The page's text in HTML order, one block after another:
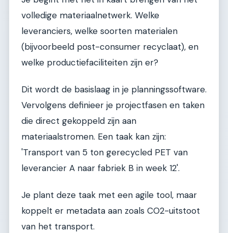
volledige materiaalnetwerk. Welke
leveranciers, welke soorten materialen
(bijvoorbeeld post-consumer recyclaat), en
welke productiefaciliteiten zijn er?
Dit wordt de basislaag in je planningssoftware.
Vervolgens definieer je projectfasen en taken
die direct gekoppeld zijn aan
materiaalstromen. Een taak kan zijn:
'Transport van 5 ton gerecycled PET van
leverancier A naar fabriek B in week 12'.
Je plant deze taak met een agile tool, maar
koppelt er metadata aan zoals CO2-uitstoot
van het transport.